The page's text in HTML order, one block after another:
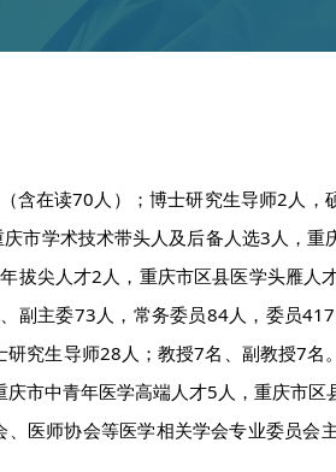
含在读70人）；博士研究生导师2人，
市学术技术带头人及后备人选3人，重
拔尖人才2人，重庆市区县医学头雁人
副主委73人，常务委员84人，委员
究生导师28人；教授7名、副教授7名
市中青年医学高端人才5人，重庆市区
医师协会等医学相关学会专业委员会